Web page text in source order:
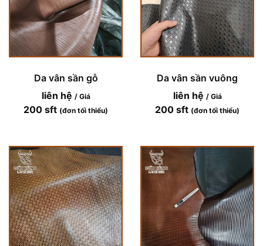
Da vân sần gỗ
liên hệ / Giá
200 sft (đơn tối thiểu)
Da vân sần vuông
liên hệ / Giá
200 sft (đơn tối thiểu)